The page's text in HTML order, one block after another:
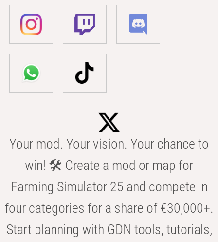
Your mod. Your vision. Your chance to
win! 🛠️ Create a mod or map for
Farming Simulator 25 and compete in
four categories for a share of €30,000+.
Start planning with GDN tools, tutorials,